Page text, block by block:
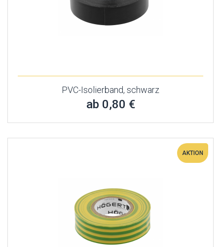
PVC-Isolierband, schwarz
ab 0,80 €
AKTION